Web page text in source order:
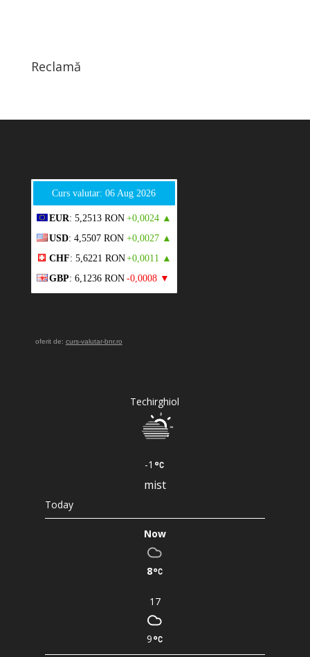
Reclamă
Curs valutar: 06 Aug 2026
EUR: 5,2513 RON +0,0024 ▲
USD: 4,5507 RON +0,0027 ▲
CHF: 5,6221 RON+0,0011 ▲
GBP: 6,1236 RON -0,0008 ▼
oferit de: curs-valutar-bnr.ro
Techirghiol
-1
mist
Today
Now
8
17
9